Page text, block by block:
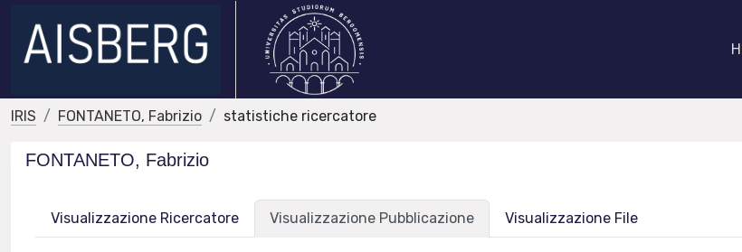
IRIS FONTANETO, Fabrizio statistiche ricercatore
FONTANETO, Fabrizio
Visualizzazione Ricercatore Visualizzazione Pubblicazione Visualizzazione File